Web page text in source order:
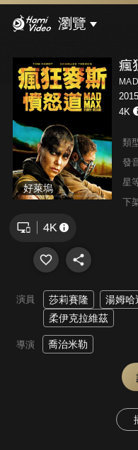
瀏覽
好萊塢
瘋
4K
類
發
星
下
演員 莎莉賽隆 湯姆哈
柔伊克拉維茲
導演 喬治米勒